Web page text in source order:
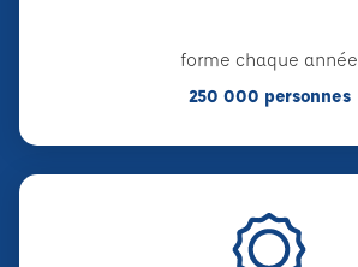
forme chaque année
250 000 personnes